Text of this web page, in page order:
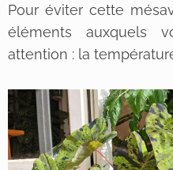
Pour éviter cette
éléments auxquels
attention : la